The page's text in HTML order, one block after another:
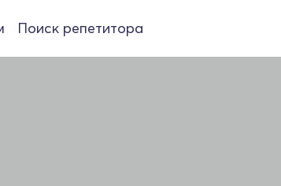
Поиск репетитора